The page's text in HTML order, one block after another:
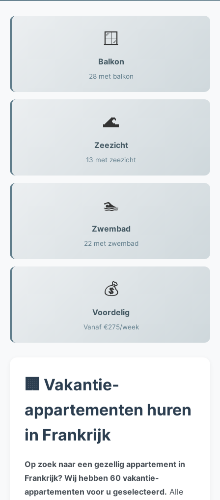
🪟
Balkon
28 met balkon
🌊
Zeezicht
13 met zeezicht
🏊
Zwembad
22 met zwembad
💰
Voordelig
Vanaf €275/week
🏢 Vakantie-
appartementen huren
in Frankrijk
Op zoek naar een gezellig appartement in
Frankrijk? Wij hebben 60 vakantie-
appartementen voor u geselecteerd. Alle